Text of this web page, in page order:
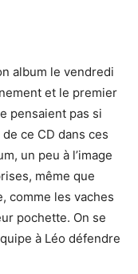
album le vendredi
et le premier
pensaient pas si
ce CD dans ces
un peu à l’image
même que
comme les vaches
pochette. On se
à Léo défendre